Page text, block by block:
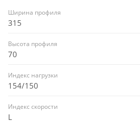
Ширина профиля
315
Высота профиля
70
Индекс нагрузки
154/150
Индекс скорости
L